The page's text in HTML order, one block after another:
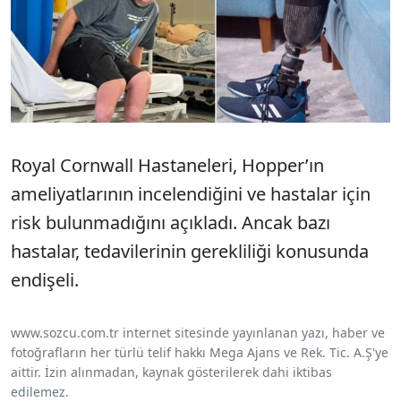
Royal Cornwall Hastaneleri, Hopper’ın
ameliyatlarının incelendiğini ve hastalar için
risk bulunmadığını açıkladı. Ancak bazı
hastalar, tedavilerinin gerekliliği konusunda
endişeli.
www.sozcu.com.tr internet sitesinde yayınlanan yazı, haber ve
fotoğrafların her türlü telif hakkı Mega Ajans ve Rek. Tic. A.Ş'ye
aittir. İzin alınmadan, kaynak gösterilerek dahi iktibas
edilemez.